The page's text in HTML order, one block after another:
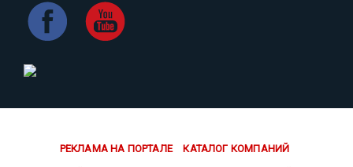
РЕКЛАМА НА ПОРТАЛЕ КАТАЛОГ КОМПАНИЙ